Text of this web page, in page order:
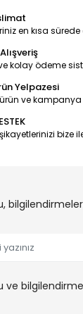
en kısa sürede
kolay ödeme
Yelpazesi
ve
bize
ve